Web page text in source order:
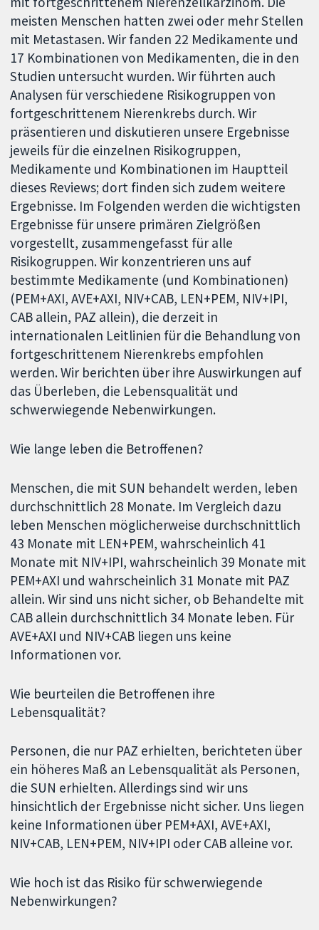
meisten Menschen hatten zwei oder mehr Stellen
mit Metastasen. Wir fanden 22 Medikamente und
17 Kombinationen von Medikamenten, die in den
Studien untersucht wurden. Wir führten auch
Analysen für verschiedene Risikogruppen von
fortgeschrittenem Nierenkrebs durch. Wir
präsentieren und diskutieren unsere Ergebnisse
jeweils für die einzelnen Risikogruppen,
Medikamente und Kombinationen im Hauptteil
dieses Reviews; dort finden sich zudem weitere
Ergebnisse. Im Folgenden werden die wichtigsten
Ergebnisse für unsere primären Zielgrößen
vorgestellt, zusammengefasst für alle
Risikogruppen. Wir konzentrieren uns auf
bestimmte Medikamente (und Kombinationen)
(PEM+AXI, AVE+AXI, NIV+CAB, LEN+PEM, NIV+IPI,
CAB allein, PAZ allein), die derzeit in
internationalen Leitlinien für die Behandlung von
fortgeschrittenem Nierenkrebs empfohlen
werden. Wir berichten über ihre Auswirkungen auf
das Überleben, die Lebensqualität und
schwerwiegende Nebenwirkungen.
Wie lange leben die Betroffenen?
Menschen, die mit SUN behandelt werden, leben
durchschnittlich 28 Monate. Im Vergleich dazu
leben Menschen möglicherweise durchschnittlich
43 Monate mit LEN+PEM, wahrscheinlich 41
Monate mit NIV+IPI, wahrscheinlich 39 Monate mit
PEM+AXI und wahrscheinlich 31 Monate mit PAZ
allein. Wir sind uns nicht sicher, ob Behandelte mit
CAB allein durchschnittlich 34 Monate leben. Für
AVE+AXI und NIV+CAB liegen uns keine
Informationen vor.
Wie beurteilen die Betroffenen ihre
Lebensqualität?
Personen, die nur PAZ erhielten, berichteten über
ein höheres Maß an Lebensqualität als Personen,
die SUN erhielten. Allerdings sind wir uns
hinsichtlich der Ergebnisse nicht sicher. Uns liegen
keine Informationen über PEM+AXI, AVE+AXI,
NIV+CAB, LEN+PEM, NIV+IPI oder CAB alleine vor.
Wie hoch ist das Risiko für schwerwiegende
Nebenwirkungen?